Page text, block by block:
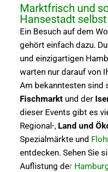
Marktfrisch und
Hansestadt selbst
Ein Besuch auf dem
gehört einfach dazu.
und einzigartigen
warten nur darauf von
Am bekanntesten sind
Fischmarkt und der
dieser Events gibt es
Regional-, Land und
Spezialmärkte und
entdecken. Sehen Sie
Auflistung der